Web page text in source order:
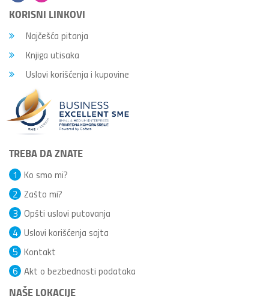
KORISNI LINKOVI
Najčešća pitanja
Knjiga utisaka
Uslovi korišćenja i kupovine
TREBA DA ZNATE
Ko smo mi?
1
Zašto mi?
2
Opšti uslovi putovanja
3
Uslovi korišćenja sajta
4
Kontakt
5
Akt o bezbednosti podataka
6
NAŠE LOKACIJE